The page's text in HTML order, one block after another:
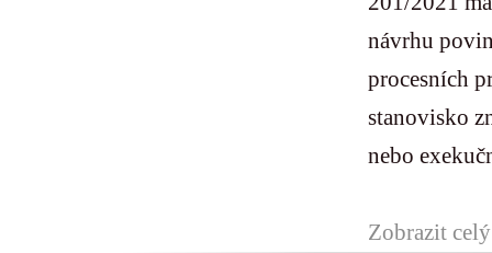
návrhu
procesních
stanovisko
nebo
Zobrazit